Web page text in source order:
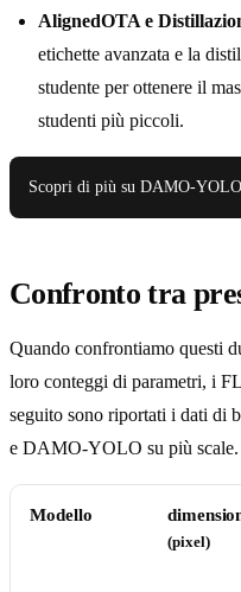
AlignedOTA e
etichette avanzata e la
studente per ottenere il
studenti più piccoli.
Scopri di più su DAMO-YOLO
Confronto tra
Quando confrontiamo questi
loro conteggi di parametri, i
seguito sono riportati i dati di
e DAMO-YOLO su più scale.
Modello
(pixel)